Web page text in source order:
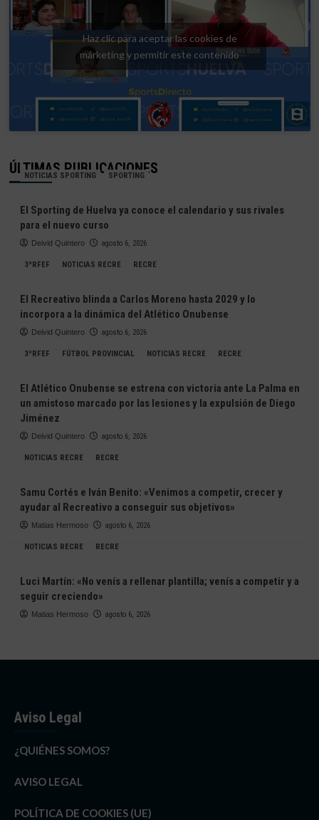
Haz clic para aceptar las cookies de
márketing y permitir este contenido
ÚLTIMAS PUBLICACIONES
NOTICIAS SPORTING SPORTING
El Sporting de Huelva ya conoce el calendario y sus rivales
para el nuevo curso
Deivid Quintero agosto 6, 2026
3ªRFEF NOTICIAS RECRE RECRE
El Recreativo blinda a Carlos Moreno hasta 2029 y lo
incorpora a la dinámica del Atlético Onubense
Deivid Quintero agosto 6, 2026
3ªRFEF FÚTBOL PROVINCIAL NOTICIAS RECRE RECRE
El Atlético Onubense se estrena con victoria ante La Palma en
un amistoso marcado por las lesiones y la expulsión de Diego
Jiménez
Deivid Quintero agosto 6, 2026
NOTICIAS RECRE RECRE
Samu Cortés e Iván Benito: «Venimos a competir, crecer y
ayudar al Recreativo a conseguir sus objetivos»
Matias Hermoso agosto 6, 2026
NOTICIAS RECRE RECRE
Luci Martín: «No venís a rellenar plantilla; venís a competir y a
seguir creciendo»
Matias Hermoso agosto 6, 2026
Aviso Legal
¿QUIÉNES SOMOS?
AVISO LEGAL
POLÍTICA DE COOKIES (UE)